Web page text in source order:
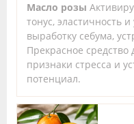
Масло розы
тонус, эластичность
выработку себума,
Прекрасное
признаки стресса и
потенциал.